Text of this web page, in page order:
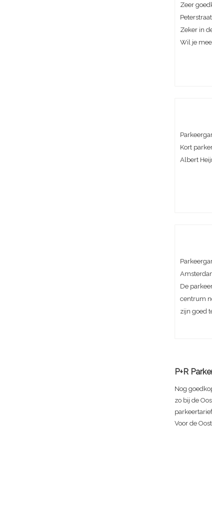
Zeer
Peterstraat.
Zeker in
Wil je
Kort
Albert
De
centrum
zijn goed
P+R
Nog
zo bij de
Voor de